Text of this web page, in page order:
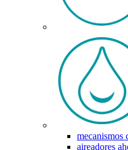
mecanismos
aireadores